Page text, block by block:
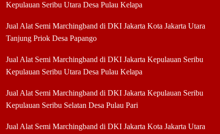
Kepulauan Seribu Utara Desa Pulau Kelapa
Jual Alat Semi Marchingband di DKI Jakarta Kota Jakarta Utara
Tanjung Priok Desa Papango
Jual Alat Semi Marchingband di DKI Jakarta Kepulauan Seribu
Kepulauan Seribu Utara Desa Pulau Kelapa
Jual Alat Semi Marchingband di DKI Jakarta Kepulauan Seribu
Kepulauan Seribu Selatan Desa Pulau Pari
Jual Alat Semi Marchingband di DKI Jakarta Kota Jakarta Utara